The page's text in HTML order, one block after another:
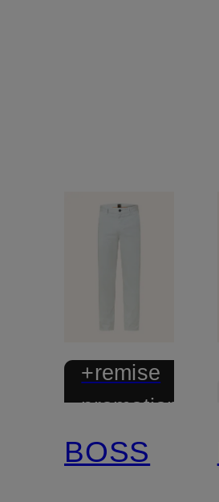
+remise
promotionnelle
BOSS